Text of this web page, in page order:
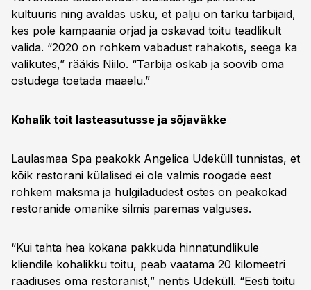
kultuuris ning avaldas usku, et palju on tarku tarbijaid,
kes pole kampaania orjad ja oskavad toitu teadlikult
valida. “2020 on rohkem vabadust rahakotis, seega ka
valikutes,” rääkis Niilo. “Tarbija oskab ja soovib oma
ostudega toetada maaelu.”
Kohalik toit lasteasutusse ja sõjaväkke
Laulasmaa Spa peakokk Angelica Udeküll tunnistas, et
kõik restorani külalised ei ole valmis roogade eest
rohkem maksma ja hulgiladudest ostes on peakokad
restoranide omanike silmis paremas valguses.
“Kui tahta hea kokana pakkuda hinnatundlikule
kliendile kohalikku toitu, peab vaatama 20 kilomeetri
raadiuses oma restoranist,” nentis Udeküll. “Eesti toitu